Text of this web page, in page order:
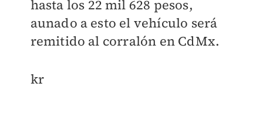
hasta los 22 mil 628 pesos,
aunado a esto el vehículo será
remitido al corralón en CdMx.
kr